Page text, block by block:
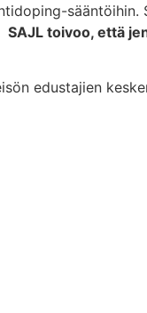
toivoo, että
edustajien